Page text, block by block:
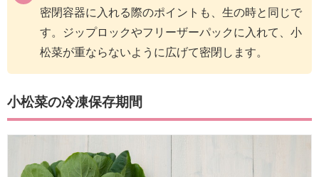
密閉容器に入れる際のポイントも、生の時と同じで
す。ジップロックやフリーザーパックに入れて、小
松菜が重ならないように広げて密閉します。
小松菜の冷凍保存期間